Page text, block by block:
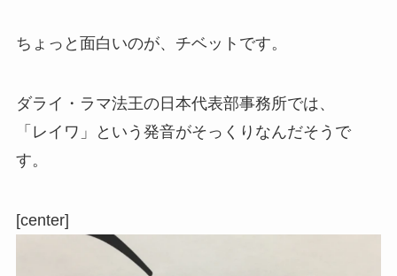
ちょっと面白いのが、チベットです。
ダライ・ラマ法王の日本代表部事務所では、
「レイワ」という発音がそっくりなんだそうで
す。
[center]